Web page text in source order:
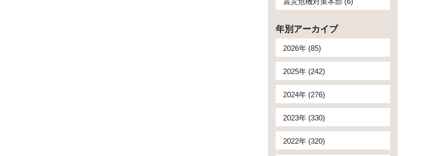
年別アーカイブ
2026年 (85)
2025年 (242)
2024年 (276)
2023年 (330)
2022年 (320)